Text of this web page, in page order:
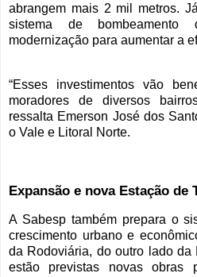
abrangem mais 2 mil metros.
sistema de
modernização para aumentar a
“Esses investimentos vão
moradores de diversos
ressalta Emerson José dos
o Vale e Litoral Norte.
Expansão e nova Estação de
A Sabesp também prepara o
crescimento urbano e
da Rodoviária, do outro lado da
estão previstas novas obras